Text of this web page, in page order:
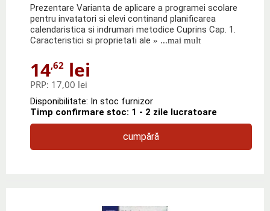
Prezentare Varianta de aplicare a programei scolare
pentru invatatori si elevi continand planificarea
calendaristica si indrumari metodice Cuprins Cap. 1.
Caracteristici si proprietati ale » ...mai mult
14,62 lei
PRP: 17,00 lei
Disponibilitate: In stoc furnizor
Timp confirmare stoc: 1 - 2 zile lucratoare
cumpără